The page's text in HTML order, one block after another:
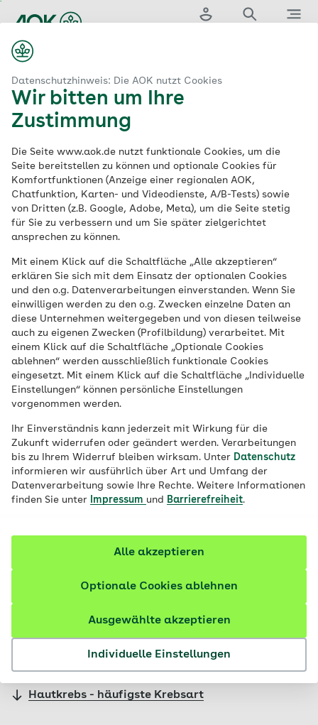
Datenschutzhinweis: Die AOK nutzt Cookies
Wir bitten um Ihre
Zustimmung
Die Seite www.aok.de nutzt funktionale Cookies, um die
Seite bereitstellen zu können und optionale Cookies für
Komfortfunktionen (Anzeige einer regionalen AOK,
Chatfunktion, Karten- und Videodienste, A/B-Tests) sowie
von Dritten (z.B. Google, Adobe, Meta), um die Seite stetig
für Sie zu verbessern und um Sie später zielgerichtet
ansprechen zu können.
Mit einem Klick auf die Schaltfläche „Alle akzeptieren“
erklären Sie sich mit dem Einsatz der optionalen Cookies
und den o.g. Datenverarbeitungen einverstanden. Wenn Sie
einwilligen werden zu den o.g. Zwecken einzelne Daten an
diese Unternehmen weitergegeben und von diesen teilweise
auch zu eigenen Zwecken (Profilbildung) verarbeitet. Mit
einem Klick auf die Schaltfläche „Optionale Cookies
ablehnen“ werden ausschließlich funktionale Cookies
eingesetzt. Mit einem Klick auf die Schaltfläche „Individuelle
Einstellungen“ können persönliche Einstellungen
vorgenommen werden.
Ihr Einverständnis kann jederzeit mit Wirkung für die
Zukunft widerrufen oder geändert werden. Verarbeitungen
bis zu Ihrem Widerruf bleiben wirksam. Unter Datenschutz
informieren wir ausführlich über Art und Umfang der
Datenverarbeitung sowie Ihre Rechte. Weitere Informationen
finden Sie unter
Impressum und Barrierefreiheit.
Individuelle Einstellungen
Ausgewählte akzeptieren
Optionale Cookies ablehnen
Alle akzeptieren
Hauptinhalt
springen
Hautkrebs
rechtzeitig erkennen
Eine Leistung bei allen AOKs
Hautkrebs zählt zu den häufigsten
Krebserkrankungen in Deutschland. Die
Zahl der Hautkrebserkrankungen steigt
zudem stetig. Frühzeitig erkannt ist
Hautkrebs jedoch meist gut heilbar. Eine
regelmäßige Selbstkontrolle und Haut-
Checks spielen dabei eine wichtige Rolle.
© iStock / LightFieldStudios
Inhalte im Überblick
Hautkrebs - häufigste Krebsart